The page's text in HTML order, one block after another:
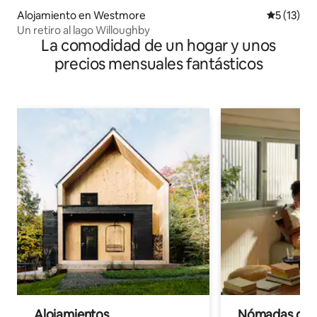
Alojamiento en Westmore
5 (13)
Un retiro al lago Willoughby
La comodidad de un hogar y unos
precios mensuales fantásticos